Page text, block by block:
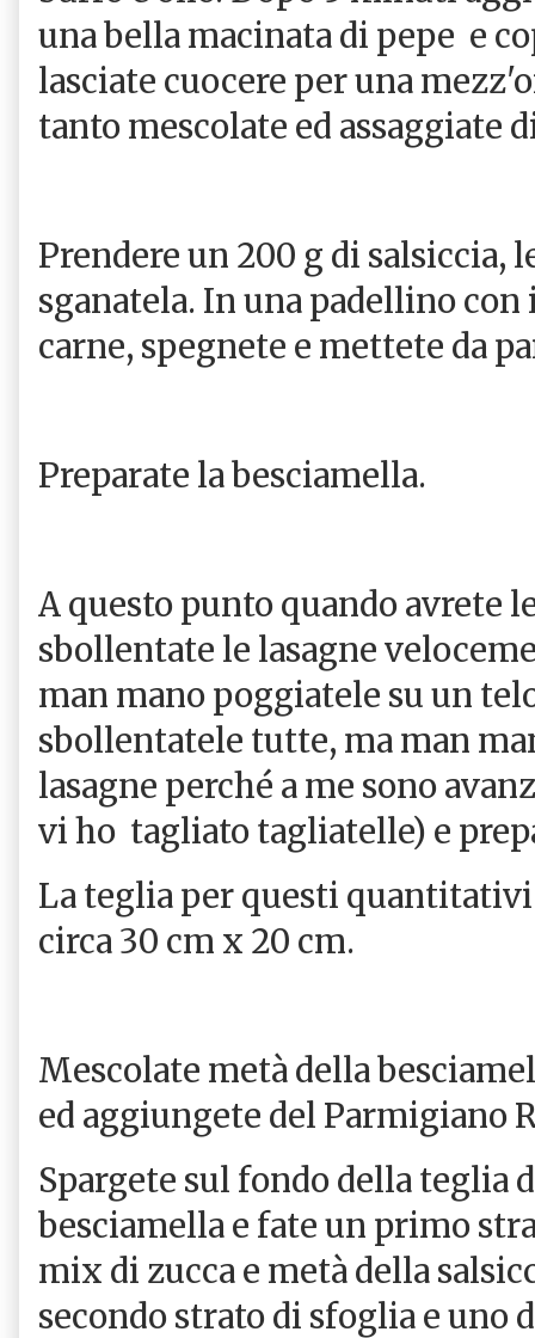
una bella macinata di pepe e
lasciate cuocere per una
tanto mescolate ed assaggiate
Prendere un 200 g di salsiccia,
sganatela. In una padellino
carne, spegnete e mettete da
Preparate la besciamella.
A questo punto quando avrete
sbollentate le lasagne
man mano poggiatele su un
sbollentatele tutte, ma man
lasagne perché a me sono
vi ho tagliato tagliatelle) e
La teglia per questi quantitativi
circa 30 cm x 20 cm.
Mescolate metà della
ed aggiungete del Parmigiano
Spargete sul fondo della teglia
besciamella e fate un primo
mix di zucca e metà della
secondo strato di sfoglia e uno